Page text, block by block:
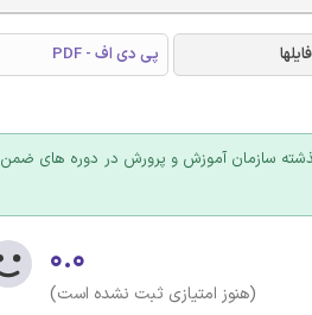
پی دی اف - PDF
سازمان آموزش و پرورش در دوره های ضمن
۰.۰
(هنوز امتیازی ثبت نشده است)